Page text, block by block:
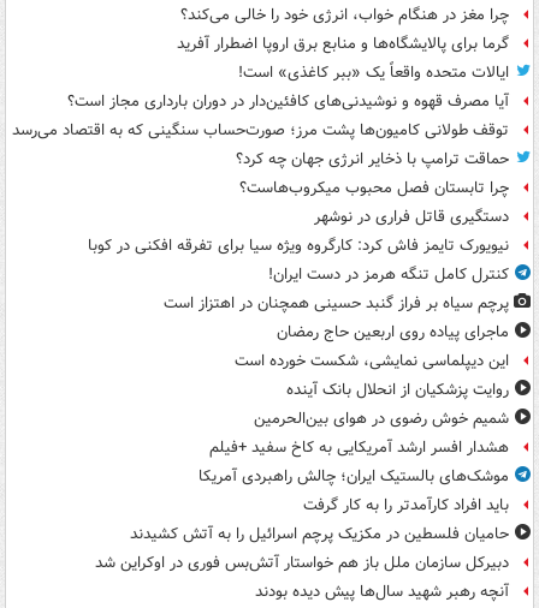
چرا مغز در هنگام خواب، انرژی خود را خالی می‌کند؟
گرما برای پالایشگاه‌ها و منابع برق اروپا اضطرار آفرید
ایالات متحده واقعاً یک «ببر کاغذی» است!
آیا مصرف قهوه و نوشیدنی‌های کافئین‌دار در دوران بارداری مجاز است؟
توقف طولانی کامیون‌ها پشت مرز؛ صورت‌حساب سنگینی که به اقتصاد می‌رسد
حماقت ترامپ با ذخایر انرژی جهان چه کرد؟
چرا تابستان فصل محبوب میکروب‌هاست؟
دستگیری قاتل فراری در نوشهر
نیویورک تایمز فاش کرد: کارگروه ویژه سیا برای تفرقه افکنی در کوبا
کنترل کامل تنگه هرمز در دست ایران!
پرچم سیاه بر فراز گنبد حسینی همچنان در اهتزاز است
ماجرای پیاده روی اربعین حاج رمضان
این دیپلماسی نمایشی، شکست خورده است
روایت پزشکیان از انحلال بانک آینده
شمیم خوش رضوی در هوای بین‌الحرمین
هشدار افسر ارشد آمریکایی به کاخ سفید +فیلم
موشک‌های بالستیک ایران؛ چالش راهبردی آمریکا
باید افراد کارآمدتر را به کار گرفت
حامیان فلسطین در مکزیک پرچم اسرائیل را به آتش کشیدند
دبیرکل سازمان ملل باز هم خواستار آتش‌بس فوری در اوکراین شد
آنچه رهبر شهید سال‌ها پیش دیده بودند